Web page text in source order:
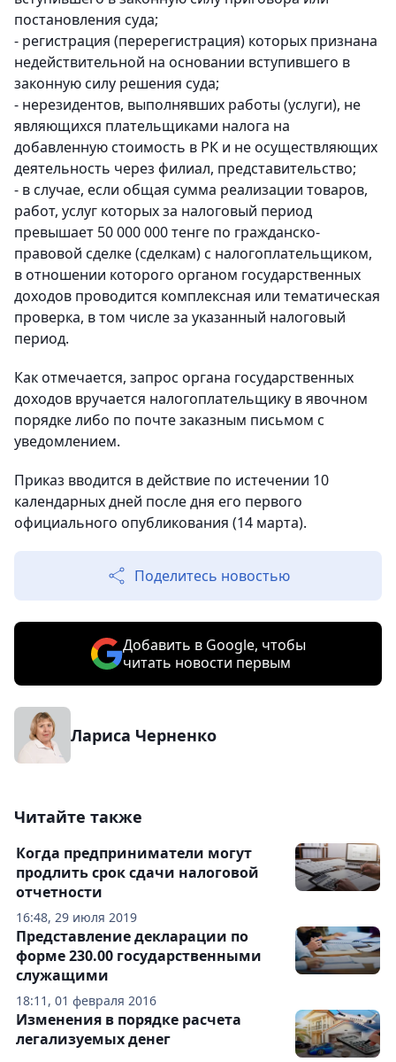
постановления суда;
- регистрация (перерегистрация) которых признана
недействительной на основании вступившего в
законную силу решения суда;
- нерезидентов, выполнявших работы (услуги), не
являющихся плательщиками налога на
добавленную стоимость в РК и не осуществляющих
деятельность через филиал, представительство;
- в случае, если общая сумма реализации товаров,
работ, услуг которых за налоговый период
превышает 50 000 000 тенге по гражданско-
правовой сделке (сделкам) с налогоплательщиком,
в отношении которого органом государственных
доходов проводится комплексная или тематическая
проверка, в том числе за указанный налоговый
период.
Как отмечается, запрос органа государственных
доходов вручается налогоплательщику в явочном
порядке либо по почте заказным письмом с
уведомлением.
Приказ вводится в действие по истечении 10
календарных дней после дня его первого
официального опубликования (14 марта).
Поделитесь новостью
Добавить в Google, чтобы
читать новости первым
Лариса Черненко
Читайте также
16:48, 29 июля 2019
Когда предприниматели могут
продлить срок сдачи налоговой
отчетности
18:11, 01 февраля 2016
Представление декларации по
форме 230.00 государственными
служащими
Изменения в порядке расчета
легализуемых денег